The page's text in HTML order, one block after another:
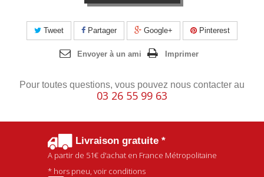
Tweet Partager Google+ Pinterest
Envoyer à un ami Imprimer
Pour toutes questions, vous pouvez nous contacter au
03 26 55 99 63
Livraison gratuite *
A partir de 51€d'achat en France Métropolitaine
* hors pneu, voir conditions